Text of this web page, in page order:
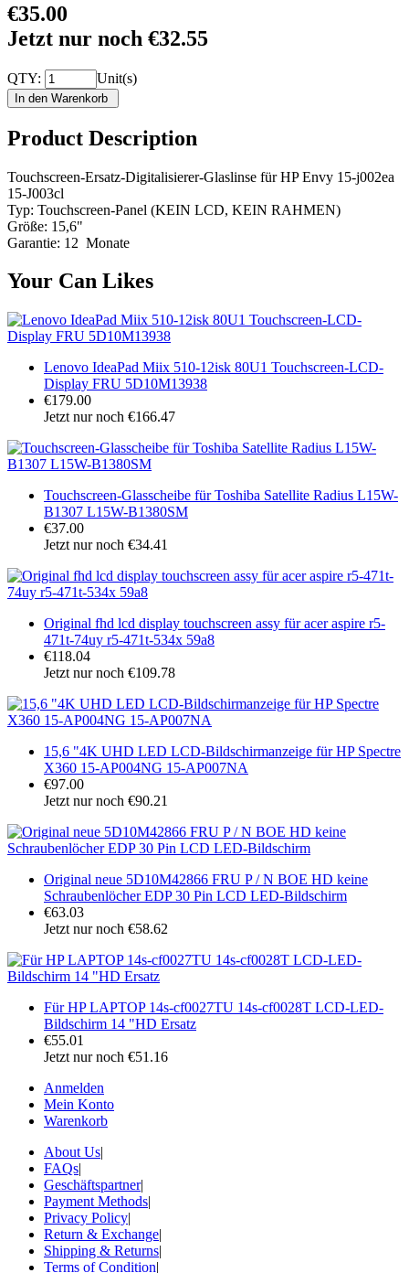
€35.00
Jetzt nur noch €32.55
QTY: Unit(s)
Product Description
Touchscreen-Ersatz-Digitalisierer-Glaslinse für HP Envy 15-j002ea
15-J003cl
Typ: Touchscreen-Panel (KEIN LCD, KEIN RAHMEN)
Größe: 15,6"
Garantie: 12 Monate
Your Can Likes
Lenovo IdeaPad Miix 510-12isk 80U1 Touchscreen-LCD-
Display FRU 5D10M13938
€179.00
Jetzt nur noch €166.47
Touchscreen-Glasscheibe für Toshiba Satellite Radius L15W-
B1307 L15W-B1380SM
€37.00
Jetzt nur noch €34.41
Original fhd lcd display touchscreen assy für acer aspire r5-
471t-74uy r5-471t-534x 59a8
€118.04
Jetzt nur noch €109.78
15,6 "4K UHD LED LCD-Bildschirmanzeige für HP Spectre
X360 15-AP004NG 15-AP007NA
€97.00
Jetzt nur noch €90.21
Original neue 5D10M42866 FRU P / N BOE HD keine
Schraubenlöcher EDP 30 Pin LCD LED-Bildschirm
€63.03
Jetzt nur noch €58.62
Für HP LAPTOP 14s-cf0027TU 14s-cf0028T LCD-LED-
Bildschirm 14 "HD Ersatz
€55.01
Jetzt nur noch €51.16
Anmelden
Mein Konto
Warenkorb
About Us|
FAQs|
Geschäftspartner|
Payment Methods|
Privacy Policy|
Return & Exchange|
Shipping & Returns|
Terms of Condition|